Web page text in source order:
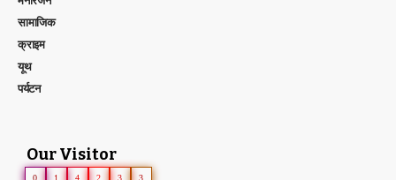
सामाजिक
क्राइम
यूथ
पर्यटन
Our Visitor